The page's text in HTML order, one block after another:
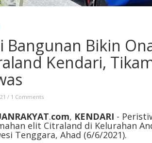
Bangunan Bikin
Kendari,
/ 1 Comments
.com, KENDARI -
elit Citraland di Kelurahan
Tenggara, Ahad (6/6/2021).